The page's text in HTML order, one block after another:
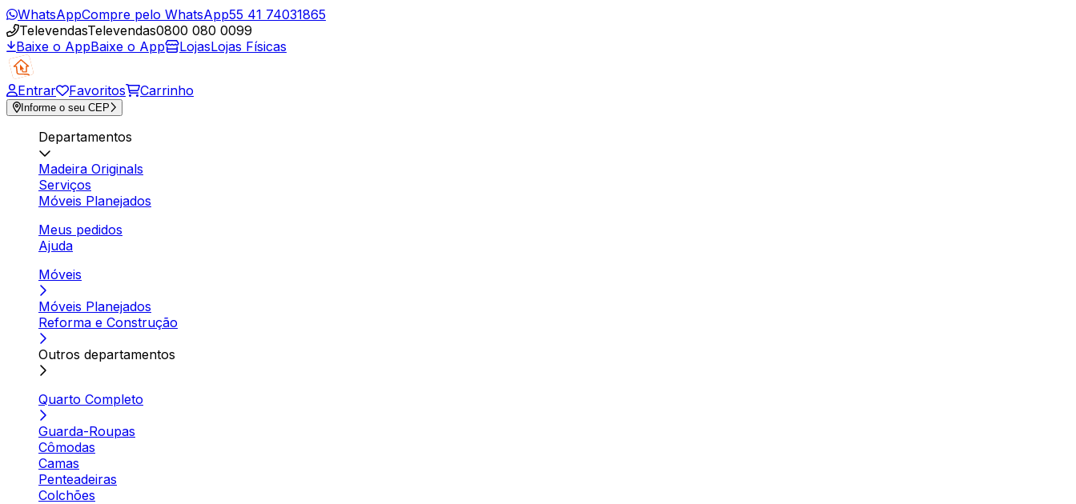
WhatsAppCompre pelo WhatsApp55 41 74031865
TelevendasTelevendas0800 080 0099
Baixe o AppBaixe o App LojasLojas Físicas
Entrar Favoritos Carrinho
Informe o seu CEP
Departamentos
Madeira Originals
Serviços
Móveis Planejados
Meus pedidos
Ajuda
Móveis
Móveis Planejados
Reforma e Construção
Outros departamentos
Quarto Completo
Guarda-Roupas
Cômodas
Camas
Penteadeiras
Colchões